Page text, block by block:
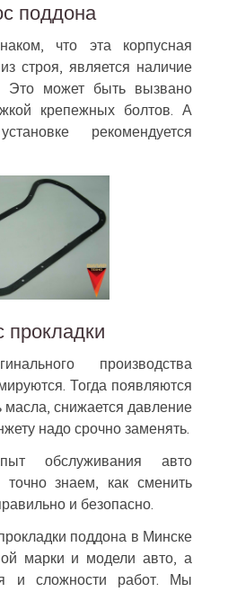
поддона
что эта корпусная
строя, является наличие
Это может быть вызвано
крепежных болтов. А
рекомендуется
прокладки
производства
Тогда появляются
масла, снижается давление
надо срочно заменять.
обслуживания авто
знаем, как сменить
и безопасно.
поддона в Минске
марки и модели авто, а
и сложности работ. Мы